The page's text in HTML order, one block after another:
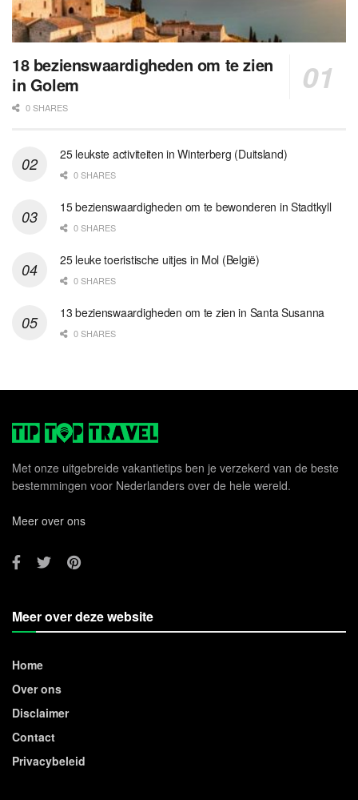
18 bezienswaardigheden om te zien
in Golem
0 SHARES
25 leukste activiteiten in Winterberg (Duitsland)
0 SHARES
15 bezienswaardigheden om te bewonderen in Stadtkyll
0 SHARES
25 leuke toeristische uitjes in Mol (België)
0 SHARES
13 bezienswaardigheden om te zien in Santa Susanna
0 SHARES
Met onze uitgebreide vakantietips ben je verzekerd van de beste
bestemmingen voor Nederlanders over de hele wereld.
Meer over ons
Meer over deze website
Home
Over ons
Disclaimer
Contact
Privacybeleid